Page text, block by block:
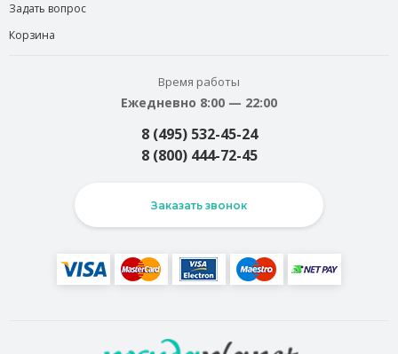
Задать вопрос
Корзина
Время работы
Ежедневно 8:00 — 22:00
8 (495) 532-45-24
8 (800) 444-72-45
Заказать звонок